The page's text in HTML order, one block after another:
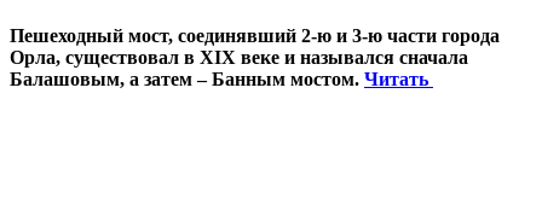
Пешеходный мост, соединявший 2-ю и 3-ю части города
Орла, существовал в XIX веке и назывался сначала
Балашовым, а затем – Банным мостом. Читать